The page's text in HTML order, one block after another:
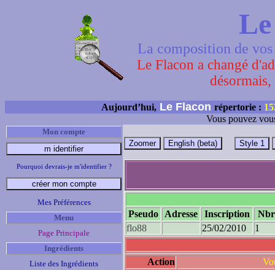
La composition de
Le Flacon a changé
Aujourd’hui, Le Flacon répertorie :
Vous pouvez
Mon compte
Pourquoi devrais-je m'identifier ?
Mes Préférences
Menu
Page Principale
Ingrédients
Liste des Ingrédients
Pseudo Adresse Inscription
flo88
25/02/2010 1
Action